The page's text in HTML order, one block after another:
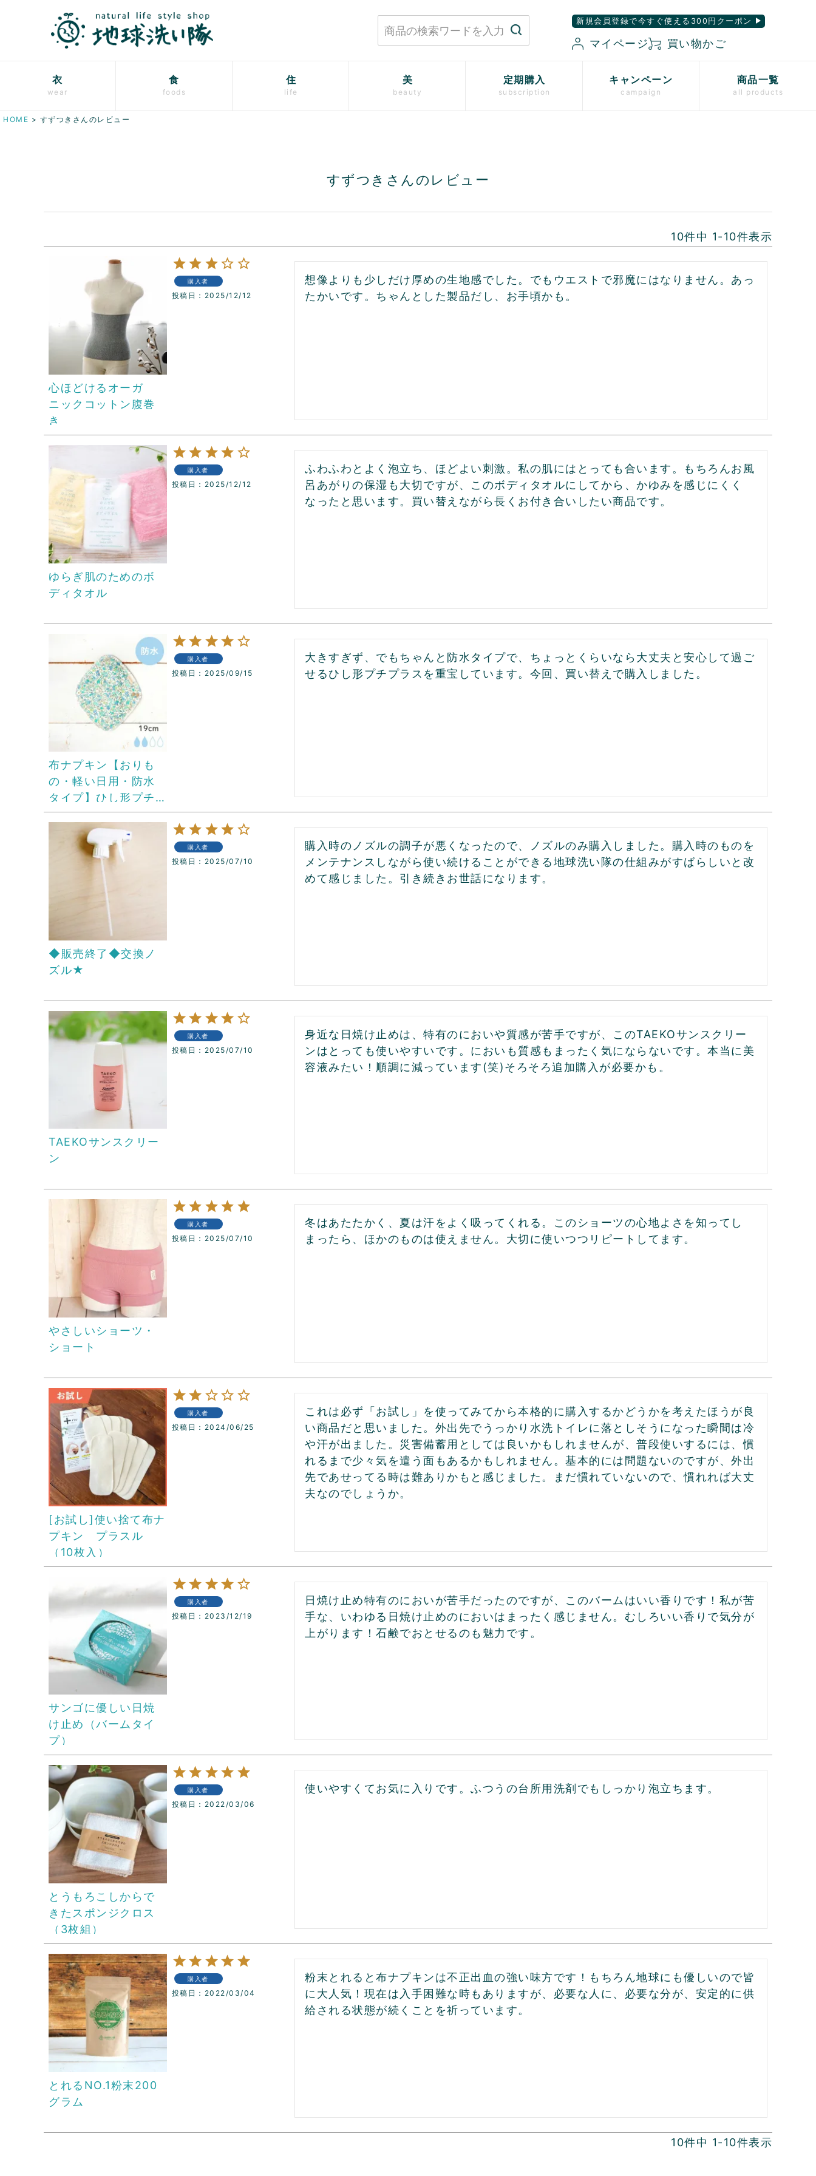
新規会員登録で今すぐ使える300円クーポン
マイページ 買い物かご
衣
wear
食
foods
住
life
美
beauty
定期購入
subscription
キャンペーン
campaign
商品一覧
all products
HOME すずつきさんのレビュー
すずつきさんのレビュー
10件中 1-10件表示
心ほどけるオーガ
ニックコットン腹巻
き
購入者
投稿日 2025/12/12
想像よりも少しだけ厚めの生地感でした。でもウエストで邪魔にはなりません。あっ
たかいです。ちゃんとした製品だし、お手頃かも。
ゆらぎ肌のためのボ
ディタオル
購入者
投稿日 2025/12/12
ふわふわとよく泡立ち、ほどよい刺激。私の肌にはとっても合います。もちろんお風
呂あがりの保湿も大切ですが、このボディタオルにしてから、かゆみを感じにくく
なったと思います。買い替えながら長くお付き合いしたい商品です。
布ナプキン【おりも
の・軽い日用・防水
タイプ】ひし形プチ
プラス
購入者
投稿日 2025/09/15
大きすぎず、でもちゃんと防水タイプで、ちょっとくらいなら大丈夫と安心して過ご
せるひし形プチプラスを重宝しています。今回、買い替えで購入しました。
◆販売終了◆交換ノ
ズル★
購入者
投稿日 2025/07/10
購入時のノズルの調子が悪くなったので、ノズルのみ購入しました。購入時のものを
メンテナンスしながら使い続けることができる地球洗い隊の仕組みがすばらしいと改
めて感じました。引き続きお世話になります。
TAEKOサンスクリー
ン
購入者
投稿日 2025/07/10
身近な日焼け止めは、特有のにおいや質感が苦手ですが、このTAEKOサンスクリー
ンはとっても使いやすいです。においも質感もまったく気にならないです。本当に美
容液みたい！順調に減っています(笑)そろそろ追加購入が必要かも。
やさしいショーツ・
ショート
購入者
投稿日 2025/07/10
冬はあたたかく、夏は汗をよく吸ってくれる。このショーツの心地よさを知ってし
まったら、ほかのものは使えません。大切に使いつつリピートしてます。
[お試し]使い捨て布ナ
プキン プラスル
（10枚入）
購入者
投稿日 2024/06/25
これは必ず「お試し」を使ってみてから本格的に購入するかどうかを考えたほうが良
い商品だと思いました。外出先でうっかり水洗トイレに落としそうになった瞬間は冷
や汗が出ました。災害備蓄用としては良いかもしれませんが、普段使いするには、慣
れるまで少々気を遣う面もあるかもしれません。基本的には問題ないのですが、外出
先であせってる時は難ありかもと感じました。まだ慣れていないので、慣れれば大丈
夫なのでしょうか。
サンゴに優しい日焼
け止め（バームタイ
プ）
購入者
投稿日 2023/12/19
日焼け止め特有のにおいが苦手だったのですが、このバームはいい香りです！私が苦
手な、いわゆる日焼け止めのにおいはまったく感じません。むしろいい香りで気分が
上がります！石鹸でおとせるのも魅力です。
とうもろこしからで
きたスポンジクロス
（3枚組）
購入者
投稿日 2022/03/06
使いやすくてお気に入りです。ふつうの台所用洗剤でもしっかり泡立ちます。
とれるNO.1粉末200
グラム
購入者
投稿日 2022/03/04
粉末とれると布ナプキンは不正出血の強い味方です！もちろん地球にも優しいので皆
に大人気！現在は入手困難な時もありますが、必要な人に、必要な分が、安定的に供
給される状態が続くことを祈っています。
10件中 1-10件表示